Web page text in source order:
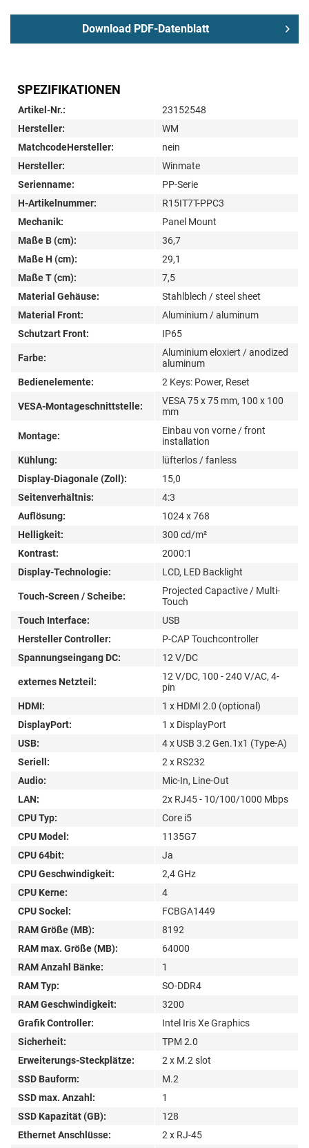
Download PDF-Datenblatt
SPEZIFIKATIONEN
Artikel-Nr.:
23152548
Hersteller:
WM
MatchcodeHersteller:
nein
Hersteller:
Winmate
Serienname:
PP-Serie
H-Artikelnummer:
R15IT7T-PPC3
Mechanik:
Panel Mount
Maße B (cm):
36,7
Maße H (cm):
29,1
Maße T (cm):
7,5
Material Gehäuse:
Stahlblech / steel sheet
Material Front:
Aluminium / aluminum
Schutzart Front:
IP65
Farbe:
Aluminium eloxiert / anodized
aluminum
Bedienelemente:
2 Keys: Power, Reset
VESA-Montageschnittstelle:
VESA 75 x 75 mm, 100 x 100
mm
Montage:
Einbau von vorne / front
installation
Kühlung:
lüfterlos / fanless
Display-Diagonale (Zoll):
15,0
Seitenverhältnis:
4:3
Auflösung:
1024 x 768
Helligkeit:
300 cd/m²
Kontrast:
2000:1
Display-Technologie:
LCD, LED Backlight
Touch-Screen / Scheibe:
Projected Capactive / Multi-
Touch
Touch Interface:
USB
Hersteller Controller:
P-CAP Touchcontroller
Spannungseingang DC:
12 V/DC
externes Netzteil:
12 V/DC, 100 - 240 V/AC, 4-
pin
HDMI:
1 x HDMI 2.0 (optional)
DisplayPort:
1 x DisplayPort
USB:
4 x USB 3.2 Gen.1x1 (Type-A)
Seriell:
2 x RS232
Audio:
Mic-In, Line-Out
LAN:
2x RJ45 - 10/100/1000 Mbps
CPU Typ:
Core i5
CPU Model:
1135G7
CPU 64bit:
Ja
CPU Geschwindigkeit:
2,4 GHz
CPU Kerne:
4
CPU Sockel:
FCBGA1449
RAM Größe (MB):
8192
RAM max. Größe (MB):
64000
RAM Anzahl Bänke:
1
RAM Typ:
SO-DDR4
RAM Geschwindigkeit:
3200
Grafik Controller:
Intel Iris Xe Graphics
Sicherheit:
TPM 2.0
Erweiterungs-Steckplätze:
2 x M.2 slot
SSD Bauform:
M.2
SSD max. Anzahl:
1
SSD Kapazität (GB):
128
Ethernet Anschlüsse:
2 x RJ-45